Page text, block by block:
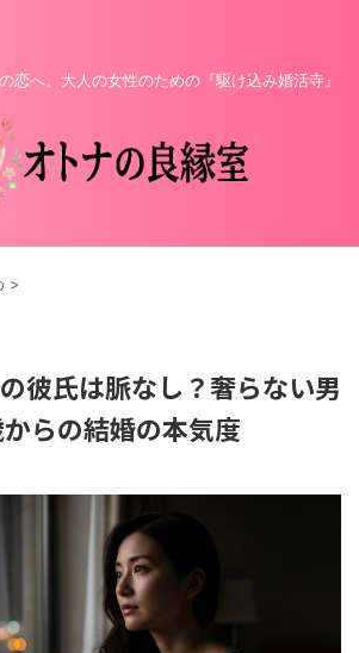
恋へ。大人の女性のための『駆け込み婚活寺』
>
彼氏は脈なし？奢らない男
らの結婚の本気度